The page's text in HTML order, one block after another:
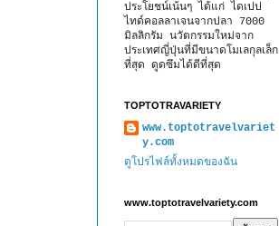
ประโยชน์เน้นๆ ได้แก่ ไดเปป
ไทด์คอลลาเจนจากปลา 7000
มิลลิกรัม นวัตกรรมใหม่จาก
ประเทศญี่ปุ่นที่มีขนาดโมเลกุลเล็ก
ที่สุด ดูดซึมได้ดีที่สุด
TOPTOTRAVARIETY
www.toptotravelvariet
y.com
ดูโปรไฟล์ทั้งหมดของฉัน
www.toptotravelvariety.com